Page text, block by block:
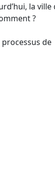
la ville
?
de